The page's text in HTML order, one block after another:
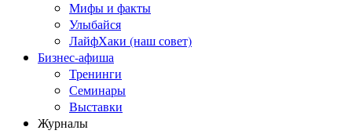
Мифы и факты
Улыбайся
ЛайфХаки (наш совет)
Бизнес-афиша
Тренинги
Семинары
Выставки
Журналы